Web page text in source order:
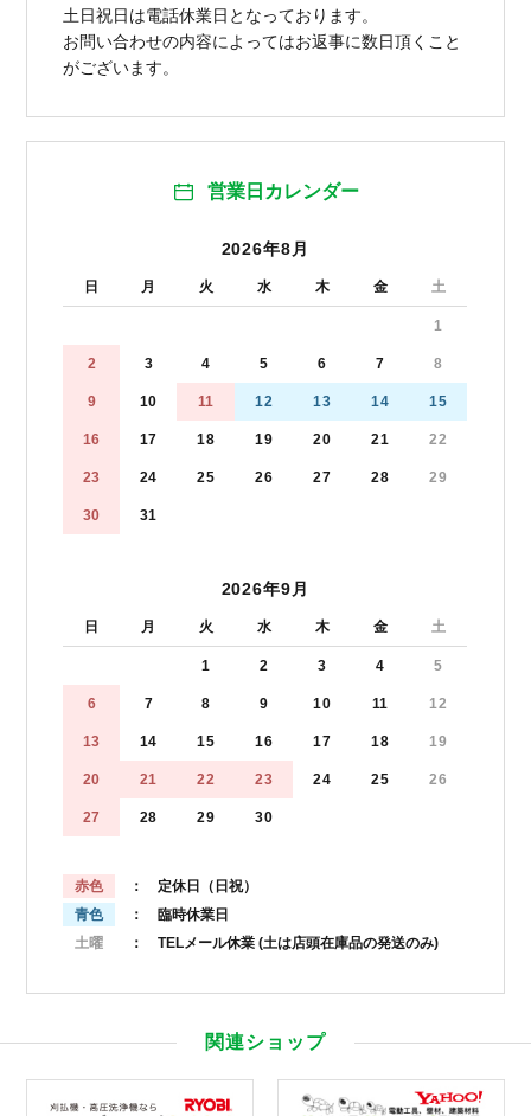
土日祝日は電話休業日となっております。
お問い合わせの内容によってはお返事に数日頂くこと
がございます。
営業日カレンダー
2026年8月
日 月 火 水 木 金 土
1
2 3 4 5 6 7 8
9 10 11 12 13 14 15
16 17 18 19 20 21 22
23 24 25 26 27 28 29
30 31
2026年9月
日 月 火 水 木 金 土
1 2 3 4 5
6 7 8 9 10 11 12
13 14 15 16 17 18 19
20 21 22 23 24 25 26
27 28 29 30
赤色
： 定休日（日祝）
青色
： 臨時休業日
土曜
： TELメール休業 (土は店頭在庫品の発送のみ)
関連ショップ